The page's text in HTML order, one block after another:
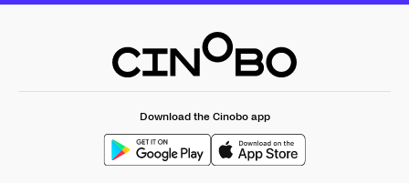
Download the Cinobo app